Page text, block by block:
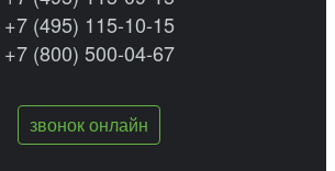
+7 (495) 115-10-15
+7 (800) 500-04-67
звонок онлайн